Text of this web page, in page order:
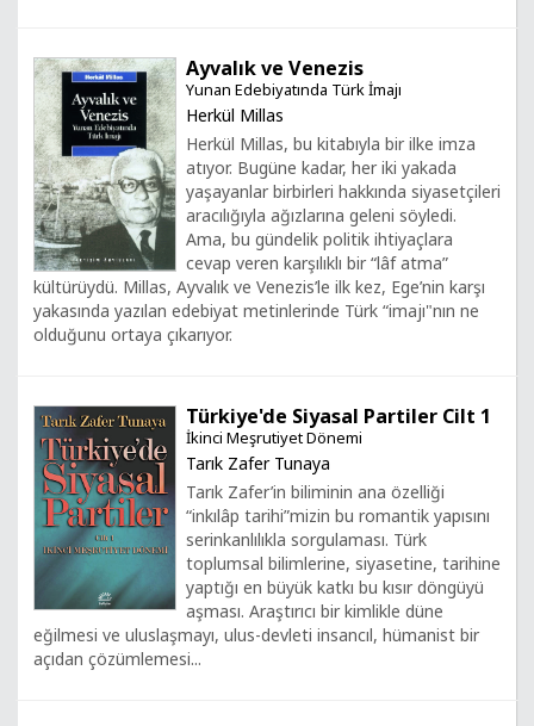
Ayvalık ve Venezis
Yunan Edebiyatında Türk İmajı
Herkül Millas
Herkül Millas, bu kitabıyla bir ilke imza
atıyor. Bugüne kadar, her iki yakada
yaşayanlar birbirleri hakkında siyasetçileri
aracılığıyla ağızlarına geleni söyledi.
Ama, bu gündelik politik ihtiyaçlara
cevap veren karşılıklı bir “lâf atma”
kültürüydü. Millas, Ayvalık ve Venezis’le ilk kez, Ege’nin karşı
yakasında yazılan edebiyat metinlerinde Türk “imajı"nın ne
olduğunu ortaya çıkarıyor.
Türkiye'de Siyasal Partiler Cilt 1
İkinci Meşrutiyet Dönemi
Tarık Zafer Tunaya
Tarık Zafer’in biliminin ana özelliği
“inkılâp tarihi”mizin bu romantik yapısını
serinkanlılıkla sorgulaması. Türk
toplumsal bilimlerine, siyasetine, tarihine
yaptığı en büyük katkı bu kısır döngüyü
aşması. Araştırıcı bir kimlikle düne
eğilmesi ve uluslaşmayı, ulus-devleti insancıl, hümanist bir
açıdan çözümlemesi...